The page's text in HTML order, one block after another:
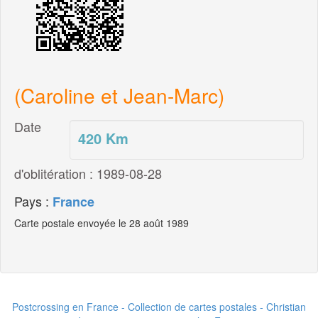
(Caroline et Jean-Marc)
420 Km
Date
d'oblitération : 1989-08-28
Pays : France
Carte postale envoyée le 28 août 1989
Postcrossing en France - Collection de cartes postales - Christian